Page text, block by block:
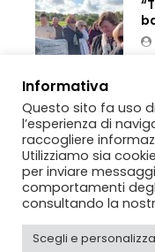
00:02
Informativa
Questo sito fa uso
l’esperienza di
raccogliere
Utilizziamo sia
per inviare
comportamenti
consultando la
Scegli e personalizza